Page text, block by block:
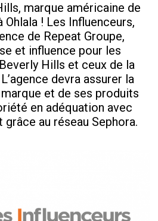
marque américaine de
! Les Influenceurs,
de Repeat Groupe,
et influence pour les
Hills et ceux de la
devra assurer la
et de ses produits
en adéquation avec
au réseau Sephora.